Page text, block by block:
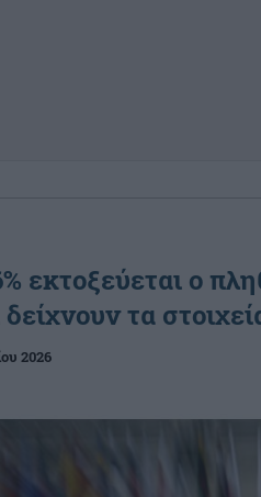
εκτοξεύεται ο
δείχνουν τα
2026